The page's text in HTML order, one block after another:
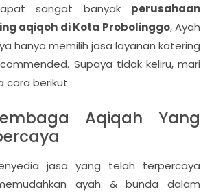
sangat banyak perusahaan
aqiqoh di Kota Probolinggo, Ayah
hanya memilih jasa layanan katering
Supaya tidak keliru, mari
cara berikut:
Aqiqah Yang
jasa yang telah terpercaya
ayah & bunda dalam